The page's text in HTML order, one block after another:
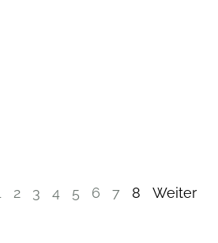
2 3 4 5 6 7 8 Weiter